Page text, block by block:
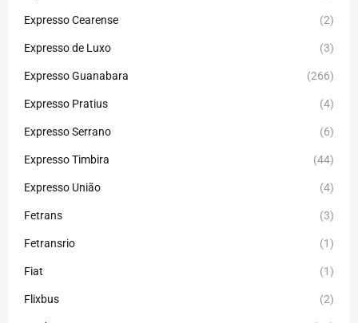
Expresso Cearense (2)
Expresso de Luxo (3)
Expresso Guanabara (266)
Expresso Pratius (4)
Expresso Serrano (6)
Expresso Timbira (44)
Expresso União (4)
Fetrans (3)
Fetransrio (1)
Fiat (1)
Flixbus (2)